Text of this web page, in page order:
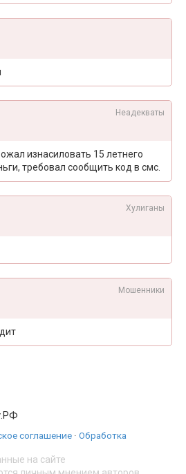
Неадекваты
изнасиловать 15 летнего
требовал сообщить код в смс.
Хулиганы
Мошенники
соглашение · Обработка
на сайте